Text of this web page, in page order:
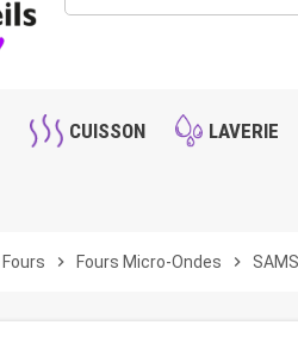
CUISSON LAVERIE
Fours chevron_right Fours Micro-Ondes chevron_right